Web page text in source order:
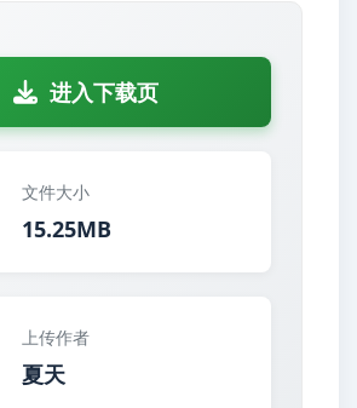
进入下载页
文件大小
15.25MB
上传作者
夏天